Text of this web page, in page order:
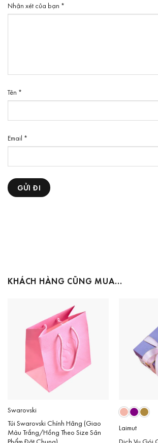
Nhận xét của bạn *
Tên *
Email *
KHÁCH HÀNG CŨNG MUA…
Swarovski
Túi Swarovski Chính Hãng (Giao
Màu Trắng/Hồng Theo Size Sản
Laimut